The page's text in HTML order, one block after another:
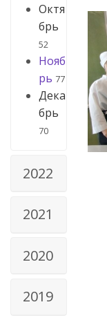
Октя
брь
52
Нояб
рь 77
Дека
брь
70
2022
2021
2020
2019